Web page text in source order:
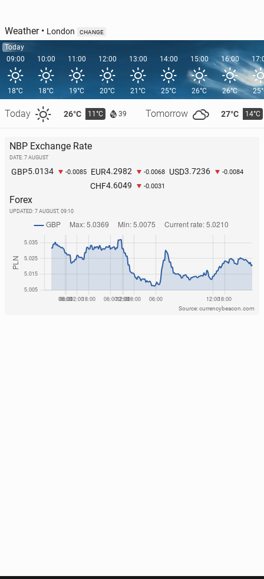
Weather• London CHANGE
Today
09:00
18°C
Today 26°C 11°C 39 Tomorrow 27°C 14°C
10:00
18°C
11:00
19°C
12:00
20°C
13:00
21°C
14:00
25°C
15:00
26°C
16:00
26°C
NBP Exchange Rate
DATE: 7 AUGUST
GBP5.0134 -0.0085 EUR4.2982 -0.0068 USD3.7236 -0.0084
CHF4.6049 -0.0031
Forex
UPDATED: 7 AUGUST, 09:10
Source: currencybeacon.com